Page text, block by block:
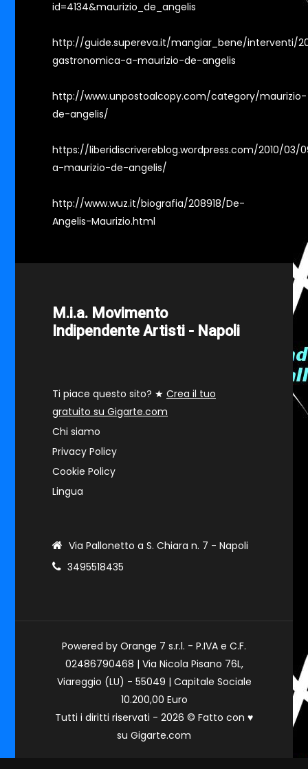
id=4134&maurizio_de_angelis
http://guide.supereva.it/mangiar_bene/interventi/
gastronomica-a-maurizio-de-angelis
http://www.unpostoalcopy.com/category/maurizio-
de-angelis/
https://liberidiscrivereblog.wordpress.com/2010/03/
a-maurizio-de-angelis/
http://www.wuz.it/biografia/208918/De-
Angelis-Maurizio.html
M.i.a. Movimento
Indipendente Artisti - Napoli
Ti piace questo sito? ★ Crea il tuo
gratuito su Gigarte.com
Chi siamo
Privacy Policy
Cookie Policy
Lingua
Via Pallonetto a S. Chiara n. 7 - Napoli
3495518435
Powered by Orange 7 s.r.l. - P.IVA e C.F.
02486790468 | Via Nicola Pisano 76L,
Viareggio (LU) - 55049 | Capitale Sociale
10.200,00 Euro
Tutti i diritti riservati - 2026 © Fatto con ♥
su Gigarte.com